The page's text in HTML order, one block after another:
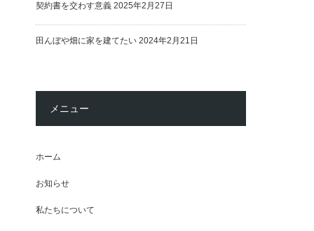
契約書を交わす意義 2025年2月27日
田んぼや畑に家を建てたい 2024年2月21日
メニュー
ホーム
お知らせ
私たちについて